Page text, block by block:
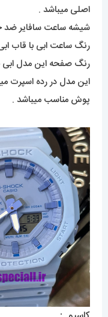
اصلی میباشد .
شیشه ساعت سافایر
رنگ ساعت ابی با قاب
رنگ صفحه این مدل ابی
این مدل در رده اسپرت
پوش مناسب میباشد .